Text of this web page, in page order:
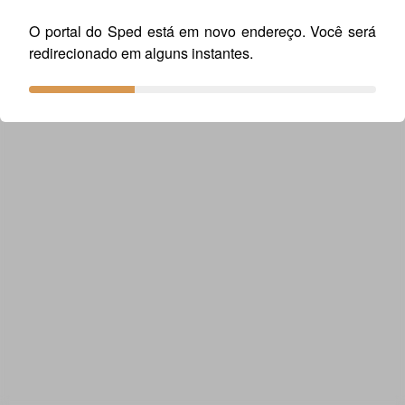
O portal do Sped está em novo endereço. Você será
redirecionado em alguns instantes.